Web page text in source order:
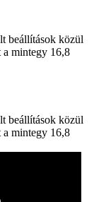
beállítások közül
a mintegy 16,8
beállítások közül
a mintegy 16,8